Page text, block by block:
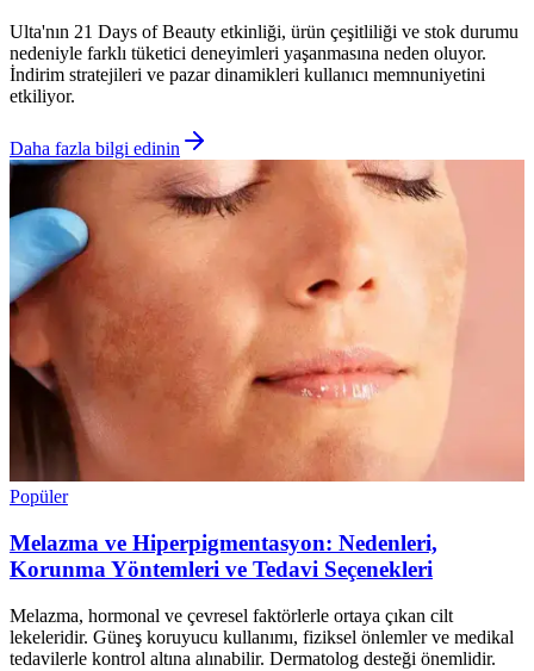
Ulta'nın 21 Days of Beauty etkinliği, ürün çeşitliliği ve stok durumu
nedeniyle farklı tüketici deneyimleri yaşanmasına neden oluyor.
İndirim stratejileri ve pazar dinamikleri kullanıcı memnuniyetini
etkiliyor.
Daha fazla bilgi edinin
Popüler
Melazma ve Hiperpigmentasyon: Nedenleri,
Korunma Yöntemleri ve Tedavi Seçenekleri
Melazma, hormonal ve çevresel faktörlerle ortaya çıkan cilt
lekeleridir. Güneş koruyucu kullanımı, fiziksel önlemler ve medikal
tedavilerle kontrol altına alınabilir. Dermatolog desteği önemlidir.